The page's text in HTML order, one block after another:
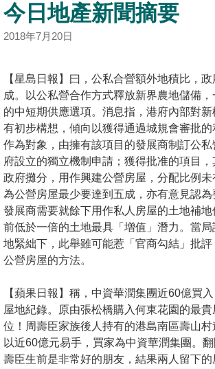
宅
谷
地
產
博
客
地
產
新
聞
據
公
佈
置
今日地產新聞摘要
2018年7月20日
【星島日報】曰，公私合營額外地積比，
成。以公私營合作方式釋放新界農地儲備
的中短期供應選項。消息指，港府內部對
有初步構想，傾向以獲得通過城規會審批的
作為對象，由擁有該項目的發展商制訂公
府設立的獨立機制申請；獲得批准的項目
政府攤分，用作興建公營房屋，分配比例
為公營房屋最少要達到五成，亦有意見認為
發展商需要就餘下用作私人房屋的土地補地
前低於一倍的土地最具「增值」潛力。當
地緊絀下，此舉雖可能惹「官商勾結」批
公營房屋的方法。
【蘋果日報】稱，中資華潤集團近60億買
屋地紀錄。原由張松橋購入何東花園的最
位！周壽臣家族後人持有的港島南區壽山
以近60億元易手，買家為中資華潤集團。
壽臣生前是非常好的朋友，結果兩人留下